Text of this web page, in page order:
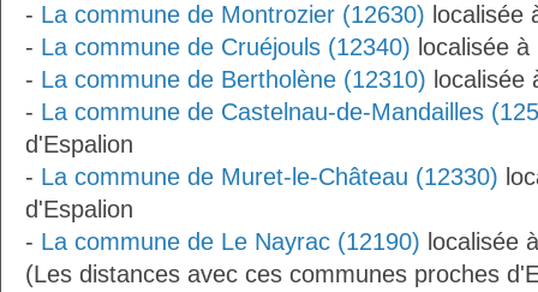
- La commune de Montrozier (12630) localisée
- La commune de Cruéjouls (12340) localisée
- La commune de Bertholène (12310) localisée
- La commune de Castelnau-de-Mandailles
d'Espalion
- La commune de Muret-le-Château (12330)
d'Espalion
- La commune de Le Nayrac (12190) localisée
(Les distances avec ces communes proches